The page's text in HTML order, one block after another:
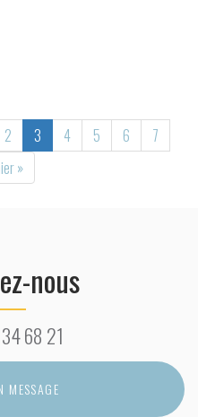
2 3 4 5 6
7
»
nous
68 21
MESSAGE